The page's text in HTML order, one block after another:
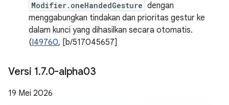
Modifier.oneHandedGesture dengan
menggabungkan tindakan dan prioritas gestur ke
dalam kunci yang dihasilkan secara otomatis.
(I49760, [b/517045657]
Versi 1.7.0-alpha03
19 Mei 2026